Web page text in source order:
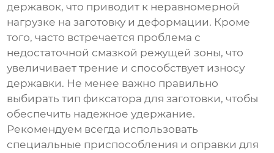
державок, что приводит к неравномерной
нагрузке на заготовку и деформации. Кроме
того, часто встречается проблема с
недостаточной смазкой режущей зоны, что
увеличивает трение и способствует износу
державки. Не менее важно правильно
выбирать тип фиксатора для заготовки, чтобы
обеспечить надежное удержание.
Рекомендуем всегда использовать
специальные приспособления и оправки для